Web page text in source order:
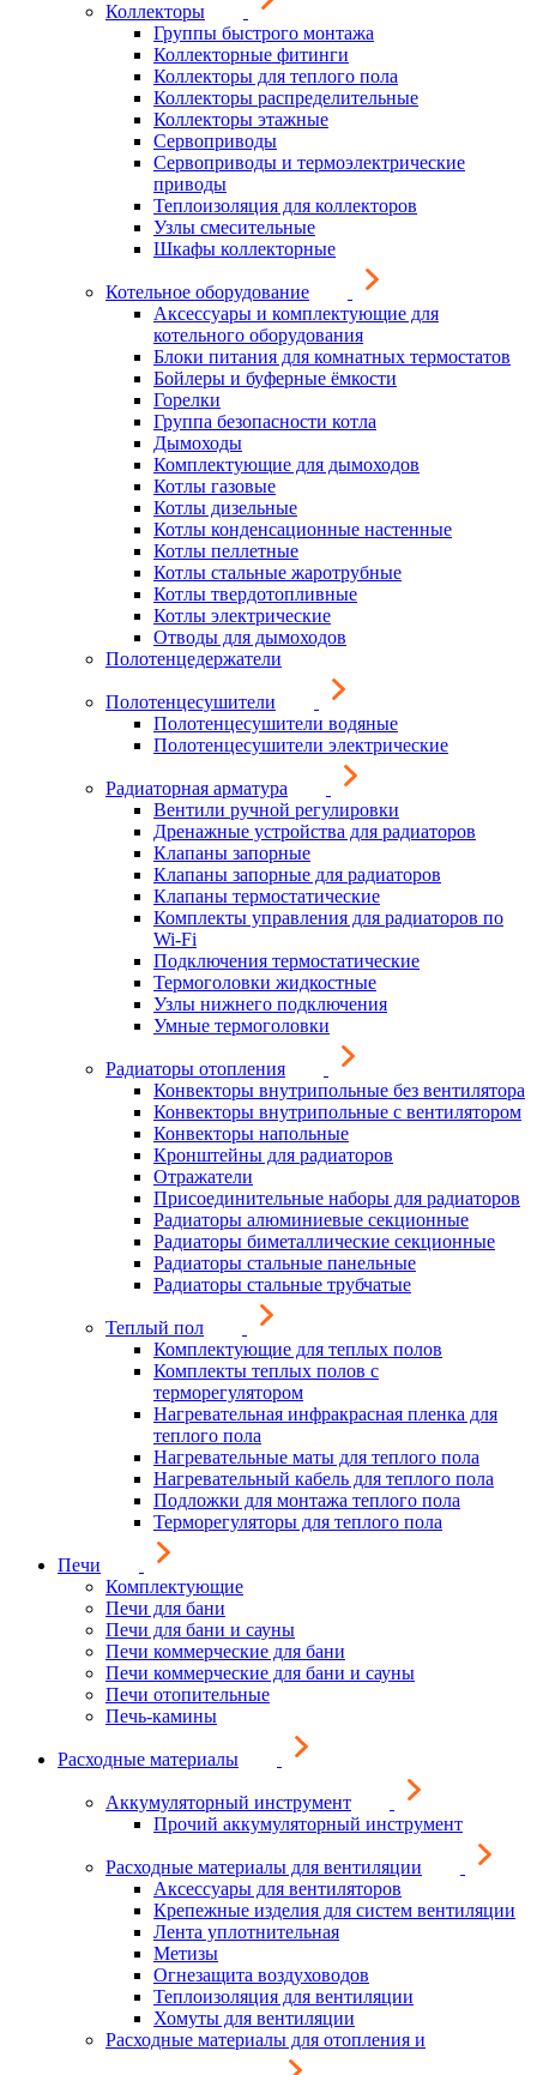
Коллекторы
Группы быстрого монтажа
Коллекторные фитинги
Коллекторы для теплого пола
Коллекторы распределительные
Коллекторы этажные
Сервоприводы
Сервоприводы и термоэлектрические
приводы
Теплоизоляция для коллекторов
Узлы смесительные
Шкафы коллекторные
Котельное оборудование
Аксессуары и комплектующие для
котельного оборудования
Блоки питания для комнатных термостатов
Бойлеры и буферные ёмкости
Горелки
Группа безопасности котла
Дымоходы
Комплектующие для дымоходов
Котлы газовые
Котлы дизельные
Котлы конденсационные настенные
Котлы пеллетные
Котлы стальные жаротрубные
Котлы твердотопливные
Котлы электрические
Отводы для дымоходов
Полотенцедержатели
Полотенцесушители
Полотенцесушители водяные
Полотенцесушители электрические
Радиаторная арматура
Вентили ручной регулировки
Дренажные устройства для радиаторов
Клапаны запорные
Клапаны запорные для радиаторов
Клапаны термостатические
Комплекты управления для радиаторов по
Wi-Fi
Подключения термостатические
Термоголовки жидкостные
Узлы нижнего подключения
Умные термоголовки
Радиаторы отопления
Конвекторы внутрипольные без вентилятора
Конвекторы внутрипольные с вентилятором
Конвекторы напольные
Кронштейны для радиаторов
Отражатели
Присоединительные наборы для радиаторов
Радиаторы алюминиевые секционные
Радиаторы биметаллические секционные
Радиаторы стальные панельные
Радиаторы стальные трубчатые
Теплый пол
Комплектующие для теплых полов
Комплекты теплых полов с
терморегулятором
Нагревательная инфракрасная пленка для
теплого пола
Нагревательные маты для теплого пола
Нагревательный кабель для теплого пола
Подложки для монтажа теплого пола
Терморегуляторы для теплого пола
Печи
Комплектующие
Печи для бани
Печи для бани и сауны
Печи коммерческие для бани
Печи коммерческие для бани и сауны
Печи отопительные
Печь-камины
Расходные материалы
Аккумуляторный инструмент
Прочий аккумуляторный инструмент
Расходные материалы для вентиляции
Аксессуары для вентиляторов
Крепежные изделия для систем вентиляции
Лента уплотнительная
Метизы
Огнезащита воздуховодов
Теплоизоляция для вентиляции
Хомуты для вентиляции
Расходные материалы для отопления и